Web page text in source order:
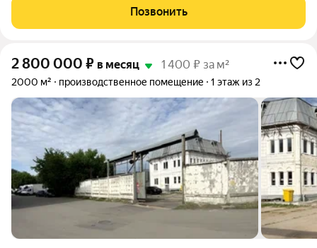
первую линию улицы. Мостовой кран 10т. Отопление. Въезд с
первой линии. косметический ремонт. Также
Позвонить
2 800 000 ₽ в месяц 1 400 ₽ за м²
2000 м² производственное помещение 1 этаж из 2